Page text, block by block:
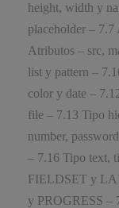
height, width y
placeholder –
Atributos – src,
list y pattern –
color y date –
file – 7.13 Tipo
number,
– 7.16 Tipo text,
FIELDSET y
y PROGRESS –